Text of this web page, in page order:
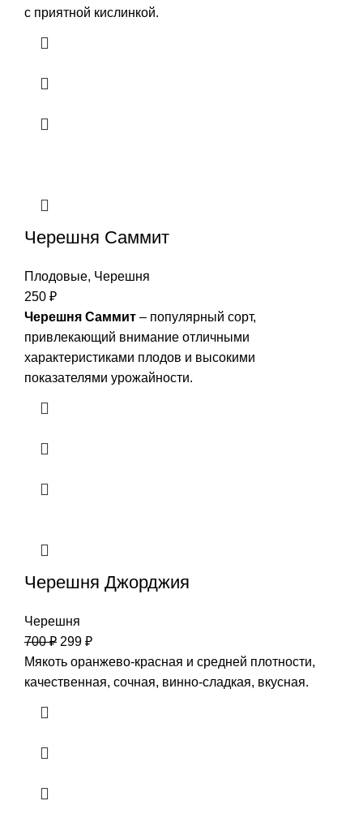
с приятной кислинкой.
Черешня Саммит
Плодовые, Черешня
250 ₽
Черешня Саммит – популярный сорт,
привлекающий внимание отличными
характеристиками плодов и высокими
показателями урожайности.
Черешня Джорджия
Черешня
700₽ 299 ₽
Мякоть оранжево-красная и средней плотности,
качественная, сочная, винно-сладкая, вкусная.